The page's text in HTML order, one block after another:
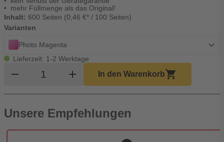
mehr Füllmenge als das Original!
Inhalt: 600 Seiten (0,46 €* / 100 Seiten)
Varianten
Photo Magenta
Lieferzeit: 1-2 Werktage
remove Produkt Warenkorb Menge
add In den Warenkorbshopping_cart
Unsere Empfehlungen